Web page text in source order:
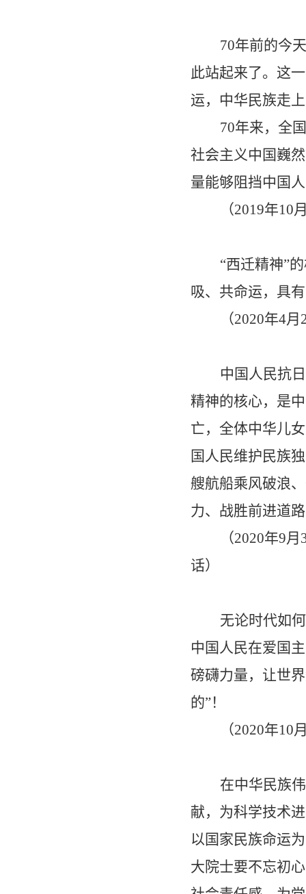
70年前的今
此站起来了。这
运，中华民族走
70年来，全
社会主义中国巍
量能够阻挡中国
（2019年10
“西迁精神”
吸、共命运，具
（2020年4月
中国人民抗
精神的核心，是
亡，全体中华儿
国人民维护民族
艘航船乘风破浪
力、战胜前进道
（2020年9月
话）
无论时代如
中国人民在爱国
磅礴力量，让世
的”！
（2020年10
在中华民族
献，为科学技术
以国家民族命运
大院士要不忘初